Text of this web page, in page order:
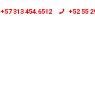
+57 313 454.6512 +52 55